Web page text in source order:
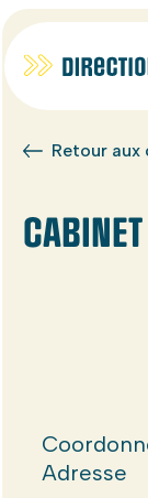
Retour aux
Adresse